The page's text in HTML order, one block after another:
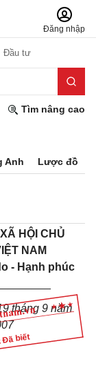
Đăng nhập
Đầu tư
Tìm nâng cao
Anh Lược đồ
biết
HỘI CHỦ
NAM
- Hạnh phúc
tháng 9 năm